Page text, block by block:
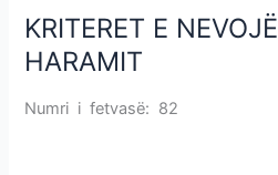
KRITERET E
HARAMIT
Numri i fetvasë: 82
KRITERET
E
NEVOJËS
LEJUESE